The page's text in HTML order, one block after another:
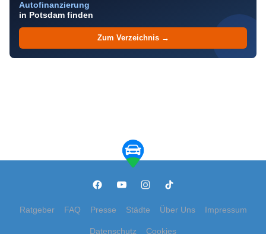
Autofinanzierung
in Potsdam finden
Zum Verzeichnis →
Ratgeber FAQ Presse Städte Über Uns Impressum
Datenschutz Cookies